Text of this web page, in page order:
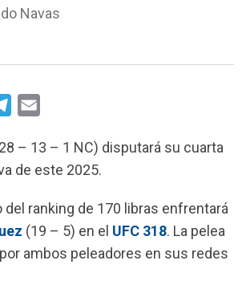
Navas
l
e
r
a
m
a
i
– 13 – 1 NC) disputará su cuarta
de este 2025.
ranking de 170 libras enfrentará
(19 – 5) en el UFC 318. La pelea
ambos peleadores en sus redes